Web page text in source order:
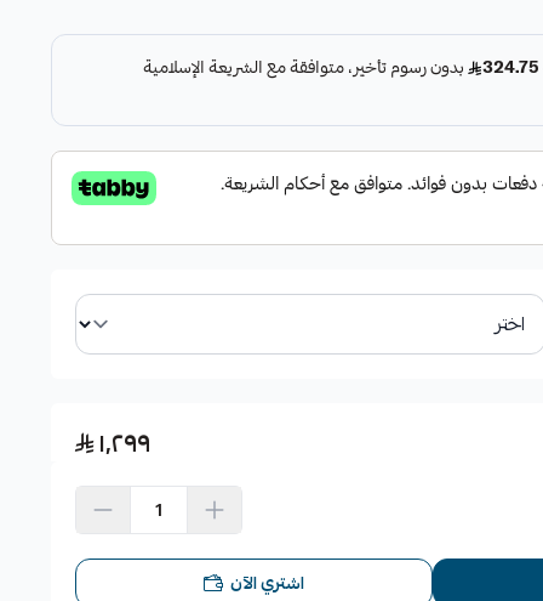
يرجى الالتزام بالإرشادات التالية:
١٬٢٩٩
اشتري الآن